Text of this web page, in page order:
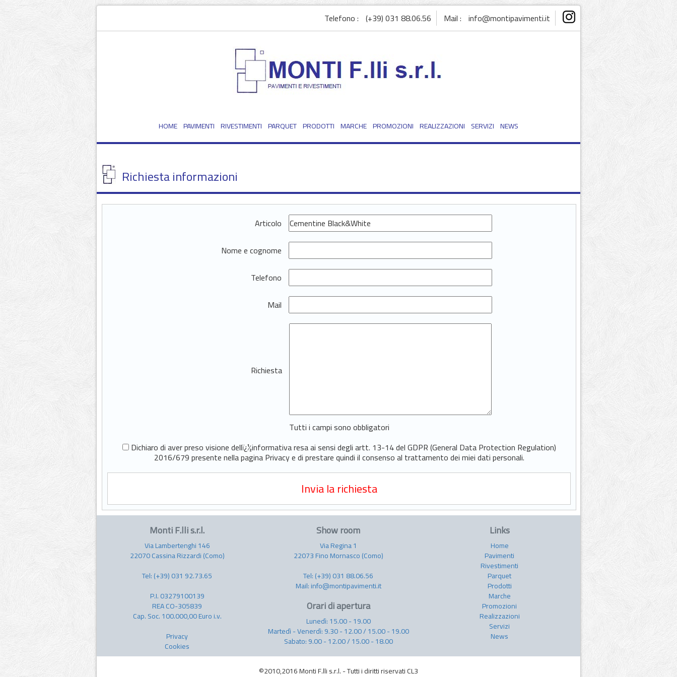
Telefono : (+39) 031 88.06.56 Mail : info@montipavimenti.it
HOME PAVIMENTI RIVESTIMENTI PARQUET PRODOTTI MARCHE PROMOZIONI REALIZZAZIONI SERVIZI NEWS
Richiesta informazioni
Articolo
Nome e cognome
Telefono
Mail
Richiesta
Tutti i campi sono obbligatori
Dichiaro di aver preso visione dellï¿½informativa resa ai sensi degli artt. 13-14 del GDPR (General Data Protection Regulation)
2016/679 presente nella pagina Privacy e di prestare quindi il consenso al trattamento dei miei dati personali.
Monti F.lli s.r.l.
Via Lambertenghi 146
22070 Cassina Rizzardi (Como)
Tel:(+39) 031 92.73.65
P.I. 03279100139
REA CO-305839
Cap. Soc. 100.000,00 Euro i.v.
Privacy
Cookies
Show room
Via Regina 1
22073 Fino Mornasco (Como)
Tel:(+39) 031 88.06.56
Mail:info@montipavimenti.it
Orari di apertura
Lunedì: 15.00 - 19.00
Martedì - Venerdì: 9.30 - 12.00 / 15.00 - 19.00
Sabato: 9.00 - 12.00 / 15.00 - 18.00
Links
Home
Pavimenti
Rivestimenti
Parquet
Prodotti
Marche
Promozioni
Realizzazioni
Servizi
News
©2010,2016 Monti F.lli s.r.l. - Tutti i diritti riservati CL3